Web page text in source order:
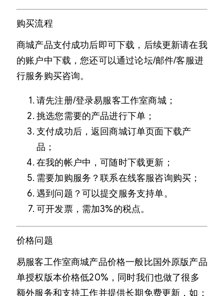
购买流程
商城产品支付成功后即可下载，后续更新请在我
的账户中下载，您还可以通过论坛/邮件/客服进
行服务购买咨询。
请先注册/登录易服客工作室商城；
挑选您需要的产品进行下单；
支付成功后，返回商城订单页面下载产
品；
在我的帐户中，可随时下载更新；
需要加购服务？联系在线客服咨询购买；
遇到问题？可以提交服务支持单。
可开发票，需加3%的税点。
价格问题
易服客工作室商城产品价格一般比国外原版产品
单授权版本价格低20%，同时我们也做了很多
额外服务和支持工作并提供长期免费更新，如：